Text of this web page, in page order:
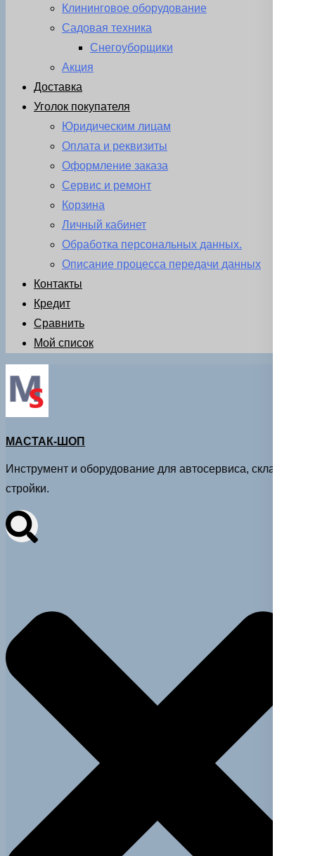
Клининговое оборудование
Садовая техника
Снегоуборщики
Акция
Доставка
Уголок покупателя
Юридическим лицам
Оплата и реквизиты
Оформление заказа
Сервис и ремонт
Корзина
Личный кабинет
Обработка персональных данных.
Описание процесса передачи данных
Контакты
Кредит
Сравнить
Мой список
МАСТАК-ШОП
Инструмент и оборудование для автосервиса, склада и
стройки.